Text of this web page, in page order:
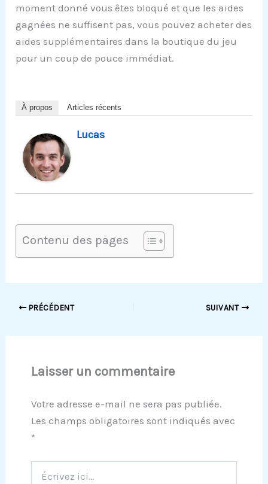
moment donné vous êtes bloqué et que les aides
gagnées ne suffisent pas, vous pouvez acheter des
aides supplémentaires dans la boutique du jeu
pour un coup de pouce immédiat.
À propos Articles récents
Lucas
Contenu des pages
PRÉCÉDENT SUIVANT
Laisser un commentaire
Votre adresse e-mail ne sera pas publiée.
Les champs obligatoires sont indiqués avec
*
ici…